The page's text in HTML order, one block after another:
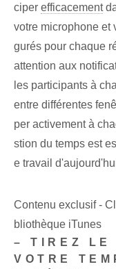
ciper efficacement
votre microphone et
gurés pour chaque
attention aux
les participants à
entre différentes
per activement à
stion du temps est
e travail
Contenu exclusif -
bliothèque iTunes
– TIREZ LE
VOTRE